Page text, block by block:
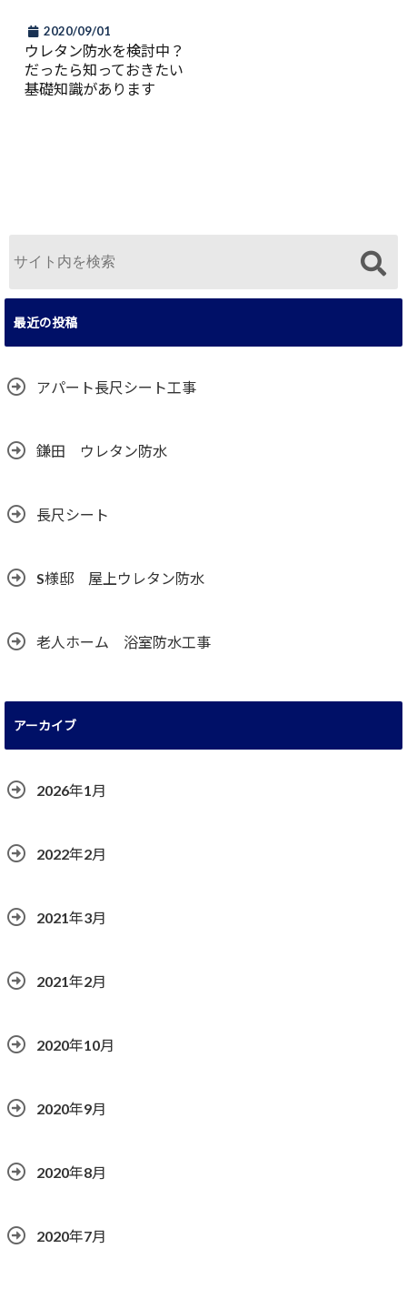
2020/09/01
ウレタン防水を検討中？
だったら知っておきたい
基礎知識があります
最近の投稿
アパート長尺シート工事
鎌田 ウレタン防水
長尺シート
S様邸 屋上ウレタン防水
老人ホーム 浴室防水工事
アーカイブ
2026年1月
2022年2月
2021年3月
2021年2月
2020年10月
2020年9月
2020年8月
2020年7月